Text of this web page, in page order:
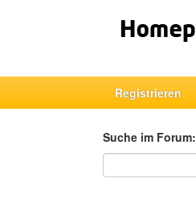
Registrieren
Suche im Forum:
Suche im Forum